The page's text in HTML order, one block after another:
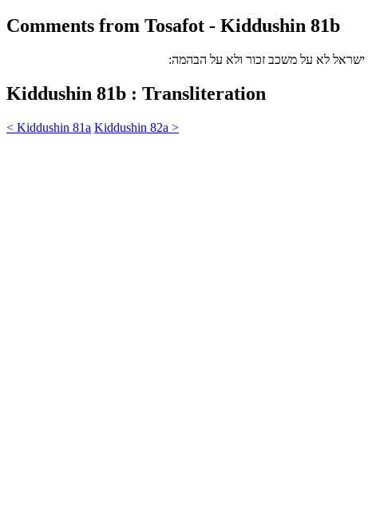
Comments from Tosafot - Kiddushin 81b
ישראל לא על משכב זכור ולא על הבהמה:
Kiddushin 81b : Transliteration
< Kiddushin 81a Kiddushin 82a >